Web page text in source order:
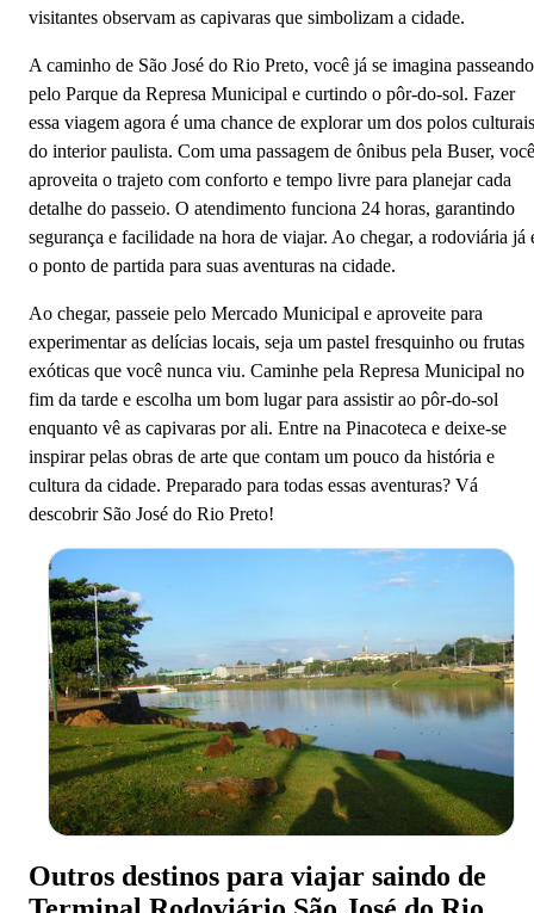
visitantes observam as capivaras que simbolizam a cidade.
A caminho de São José do Rio Preto, você já se imagina passeando
pelo Parque da Represa Municipal e curtindo o pôr-do-sol. Fazer
essa viagem agora é uma chance de explorar um dos polos culturais
do interior paulista. Com uma passagem de ônibus pela Buser, você
aproveita o trajeto com conforto e tempo livre para planejar cada
detalhe do passeio. O atendimento funciona 24 horas, garantindo
segurança e facilidade na hora de viajar. Ao chegar, a rodoviária já
o ponto de partida para suas aventuras na cidade.
Ao chegar, passeie pelo Mercado Municipal e aproveite para
experimentar as delícias locais, seja um pastel fresquinho ou frutas
exóticas que você nunca viu. Caminhe pela Represa Municipal no
fim da tarde e escolha um bom lugar para assistir ao pôr-do-sol
enquanto vê as capivaras por ali. Entre na Pinacoteca e deixe-se
inspirar pelas obras de arte que contam um pouco da história e
cultura da cidade. Preparado para todas essas aventuras? Vá
descobrir São José do Rio Preto!
Outros destinos para viajar saindo de